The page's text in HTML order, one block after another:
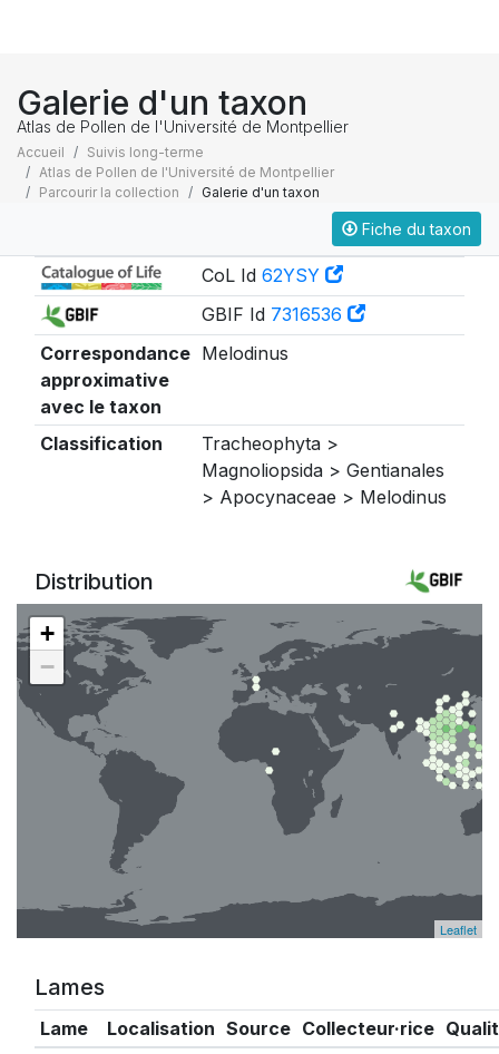
Galerie d'un taxon
Atlas de Pollen de l'Université de Montpellier
Accueil
Suivis long-terme
Atlas de Pollen de l'Université de Montpellier
Parcourir la collection
Galerie d'un taxon
Fiche du taxon
CoL Id 62YSY
GBIF Id 7316536
Correspondance
approximative
avec le taxon
Melodinus
Classification
Tracheophyta >
Magnoliopsida > Gentianales
> Apocynaceae > Melodinus
Distribution
+
−
Leaflet
Lames
Lame Localisation Source Collecteur·rice